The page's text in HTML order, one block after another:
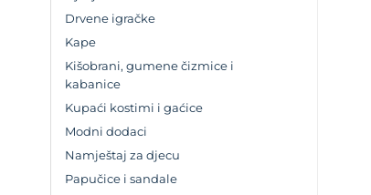
Drvene igračke
Kape
Kišobrani, gumene čizmice i
kabanice
Kupaći kostimi i gaćice
Modni dodaci
Namještaj za djecu
Papučice i sandale